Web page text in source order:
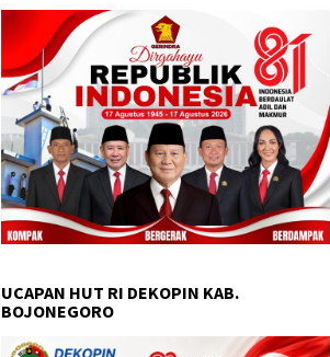
UCAPAN HUT RI DEKOPIN KAB.
BOJONEGORO